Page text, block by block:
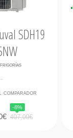
SDH19
-
comparador
-8%
407,00€